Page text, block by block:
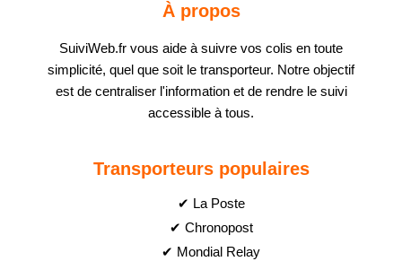
À propos
SuiviWeb.fr vous aide à suivre vos colis en toute
simplicité, quel que soit le transporteur. Notre objectif
est de centraliser l'information et de rendre le suivi
accessible à tous.
Transporteurs populaires
✔ La Poste
✔ Chronopost
✔ Mondial Relay